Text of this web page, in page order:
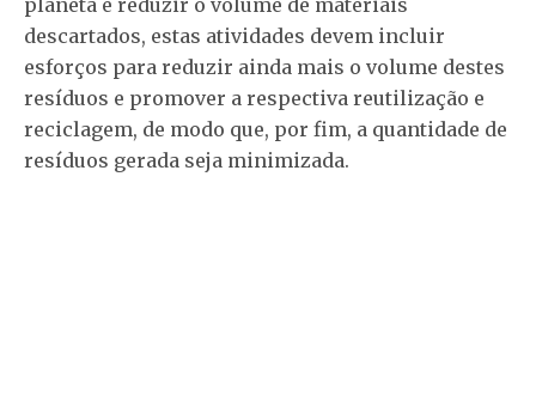
planeta e reduzir o volume de materiais
descartados, estas atividades devem incluir
esforços para reduzir ainda mais o volume destes
resíduos e promover a respectiva reutilização e
reciclagem, de modo que, por fim, a quantidade de
resíduos gerada seja minimizada.